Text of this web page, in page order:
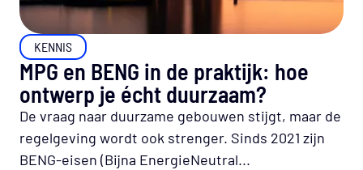
KENNIS
MPG en BENG in de praktijk: hoe
ontwerp je écht duurzaam?
De vraag naar duurzame gebouwen stijgt, maar de
regelgeving wordt ook strenger. Sinds 2021 zijn
BENG-eisen (Bijna EnergieNeutral...